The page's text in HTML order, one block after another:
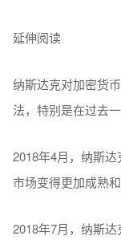
延伸阅读
纳斯达克对加密货
法，特别是在过去一
2018年4月，纳斯
市场变得更加成熟
2018年7月，纳斯